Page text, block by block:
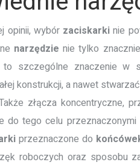
opinii, wybór zaciskarki nie
narzędzie nie tylko
to szczególne znaczenie w
konstrukcji, a nawet
złącza koncentryczne,
do tego celu przeznaczonymi
przeznaczone do
roboczych oraz sposobu